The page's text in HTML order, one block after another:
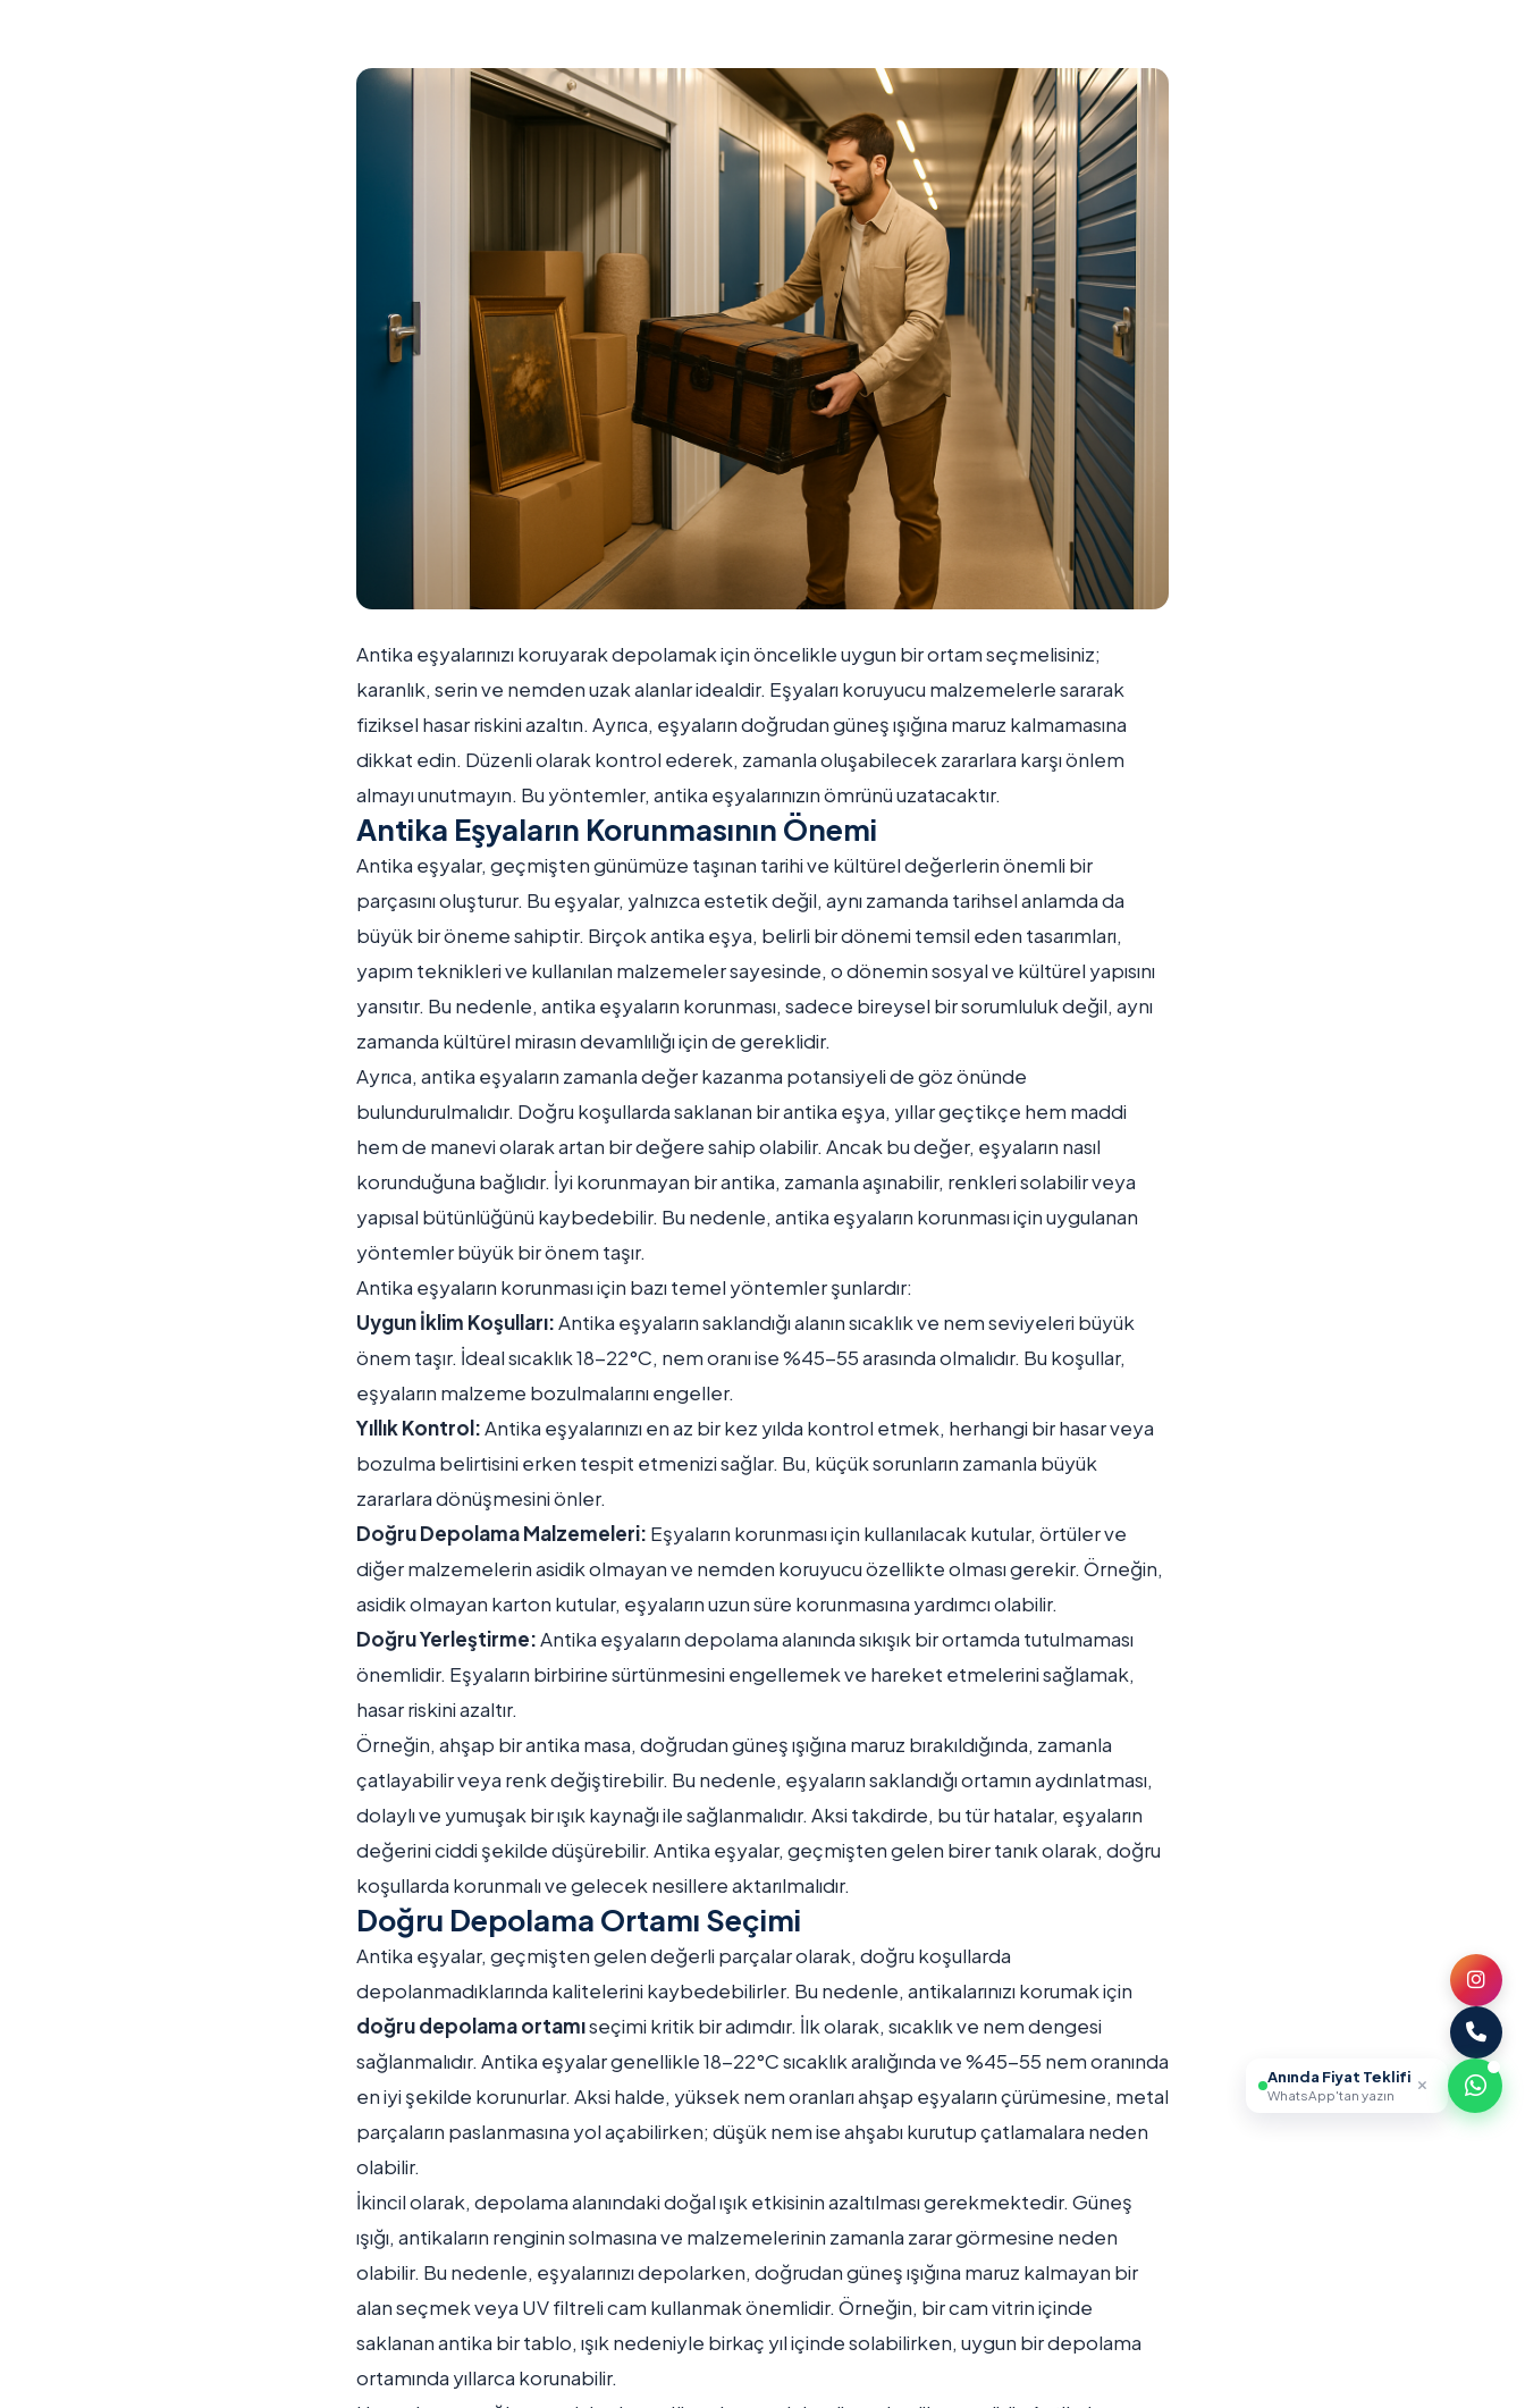
Antika eşyalarınızı koruyarak depolamak için öncelikle uygun bir ortam seçmelisiniz;
karanlık, serin ve nemden uzak alanlar idealdir. Eşyaları koruyucu malzemelerle sararak
fiziksel hasar riskini azaltın. Ayrıca, eşyaların doğrudan güneş ışığına maruz kalmamasına
dikkat edin. Düzenli olarak kontrol ederek, zamanla oluşabilecek zararlara karşı önlem
almayı unutmayın. Bu yöntemler, antika eşyalarınızın ömrünü uzatacaktır.
Antika Eşyaların Korunmasının Önemi
Antika eşyalar, geçmişten günümüze taşınan tarihi ve kültürel değerlerin önemli bir
parçasını oluşturur. Bu eşyalar, yalnızca estetik değil, aynı zamanda tarihsel anlamda da
büyük bir öneme sahiptir. Birçok antika eşya, belirli bir dönemi temsil eden tasarımları,
yapım teknikleri ve kullanılan malzemeler sayesinde, o dönemin sosyal ve kültürel yapısını
yansıtır. Bu nedenle, antika eşyaların korunması, sadece bireysel bir sorumluluk değil, aynı
zamanda kültürel mirasın devamlılığı için de gereklidir.
Ayrıca, antika eşyaların zamanla değer kazanma potansiyeli de göz önünde
bulundurulmalıdır. Doğru koşullarda saklanan bir antika eşya, yıllar geçtikçe hem maddi
hem de manevi olarak artan bir değere sahip olabilir. Ancak bu değer, eşyaların nasıl
korunduğuna bağlıdır. İyi korunmayan bir antika, zamanla aşınabilir, renkleri solabilir veya
yapısal bütünlüğünü kaybedebilir. Bu nedenle, antika eşyaların korunması için uygulanan
yöntemler büyük bir önem taşır.
Antika eşyaların korunması için bazı temel yöntemler şunlardır:
Uygun İklim Koşulları:Antika eşyaların saklandığı alanın sıcaklık ve nem seviyeleri büyük
önem taşır. İdeal sıcaklık 18-22°C, nem oranı ise %45-55 arasında olmalıdır. Bu koşullar,
eşyaların malzeme bozulmalarını engeller.
Yıllık Kontrol:Antika eşyalarınızı en az bir kez yılda kontrol etmek, herhangi bir hasar veya
bozulma belirtisini erken tespit etmenizi sağlar. Bu, küçük sorunların zamanla büyük
zararlara dönüşmesini önler.
Doğru Depolama Malzemeleri: Eşyaların korunması için kullanılacak kutular, örtüler ve
diğer malzemelerin asidik olmayan ve nemden koruyucu özellikte olması gerekir. Örneğin,
asidik olmayan karton kutular, eşyaların uzun süre korunmasına yardımcı olabilir.
Doğru Yerleştirme:Antika eşyaların depolama alanında sıkışık bir ortamda tutulmaması
önemlidir. Eşyaların birbirine sürtünmesini engellemek ve hareket etmelerini sağlamak,
hasar riskini azaltır.
Örneğin, ahşap bir antika masa, doğrudan güneş ışığına maruz bırakıldığında, zamanla
çatlayabilir veya renk değiştirebilir. Bu nedenle, eşyaların saklandığı ortamın aydınlatması,
dolaylı ve yumuşak bir ışık kaynağı ile sağlanmalıdır. Aksi takdirde, bu tür hatalar, eşyaların
değerini ciddi şekilde düşürebilir. Antika eşyalar, geçmişten gelen birer tanık olarak, doğru
koşullarda korunmalı ve gelecek nesillere aktarılmalıdır.
Doğru Depolama Ortamı Seçimi
Antika eşyalar, geçmişten gelen değerli parçalar olarak, doğru koşullarda
depolanmadıklarında kalitelerini kaybedebilirler. Bu nedenle, antikalarınızı korumak için
doğru depolama ortamıseçimi kritik bir adımdır. İlk olarak, sıcaklık ve nem dengesi
sağlanmalıdır. Antika eşyalar genellikle 18-22°C sıcaklık aralığında ve %45-55 nem oranında
en iyi şekilde korunurlar. Aksi halde, yüksek nem oranları ahşap eşyaların çürümesine, metal
parçaların paslanmasına yol açabilirken; düşük nem ise ahşabı kurutup çatlamalara neden
olabilir.
İkincil olarak, depolama alanındaki doğal ışık etkisinin azaltılması gerekmektedir. Güneş
ışığı, antikaların renginin solmasına ve malzemelerinin zamanla zarar görmesine neden
olabilir. Bu nedenle, eşyalarınızı depolarken, doğrudan güneş ışığına maruz kalmayan bir
alan seçmek veya UV filtreli cam kullanmak önemlidir. Örneğin, bir cam vitrin içinde
saklanan antika bir tablo, ışık nedeniyle birkaç yıl içinde solabilirken, uygun bir depolama
ortamında yıllarca korunabilir.
Anında Fiyat Teklifi
WhatsApp'tan yazın